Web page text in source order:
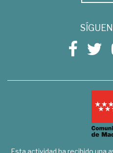
Esta actividad ha recibido una